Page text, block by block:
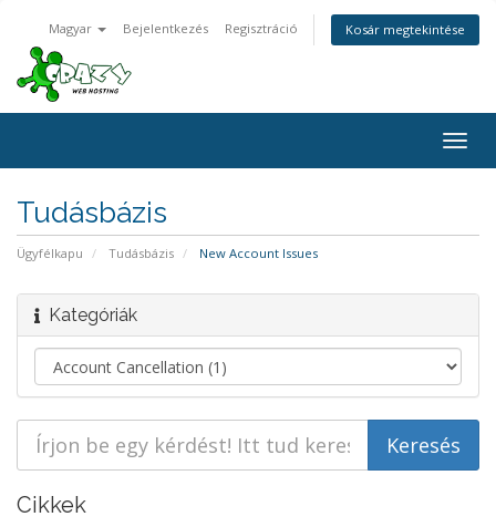
Magyar Bejelentkezés Regisztráció Kosár megtekintése
Tudásbázis
Ügyfélkapu Tudásbázis New Account Issues
Kategóriák
Cikkek